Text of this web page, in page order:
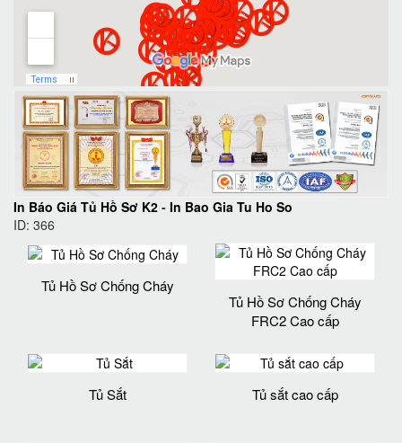
In Báo Giá Tủ Hồ Sơ K2 - In Bao Gia Tu Ho So
ID: 366
Tủ Hồ Sơ Chống Cháy
Tủ Hồ Sơ Chống Cháy
FRC2 Cao cấp
Tủ Sắt Tủ sắt cao cấp